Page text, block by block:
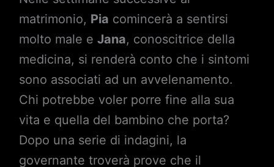
matrimonio, Pia comincerà a sentirsi
molto male e Jana, conoscitrice della
medicina, si renderà conto che i sintomi
sono associati ad un avvelenamento.
Chi potrebbe voler porre fine alla sua
vita e quella del bambino che porta?
Dopo una serie di indagini, la
governante troverà prove che il